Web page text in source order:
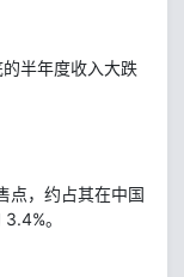
半年度收入大跌
点，约占其在中国
。